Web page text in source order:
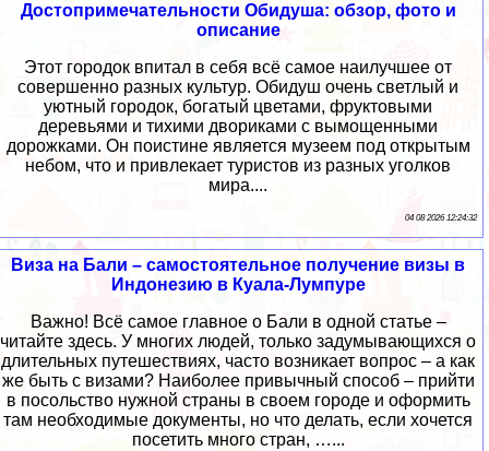
Достопримечательности Обидуша: обзор, фото и
описание
Этот городок впитал в себя всё самое наилучшее от
совершенно разных культур. Обидуш очень светлый и
уютный городок, богатый цветами, фруктовыми
деревьями и тихими двориками с вымощенными
дорожками. Он поистине является музеем под открытым
небом, что и привлекает туристов из разных уголков
мира....
04 08 2026 12:24:32
Виза на Бали – самостоятельное получение визы в
Индонезию в Куала-Лумпуре
Важно! Всё самое главное о Бали в одной статье –
читайте здесь. У многих людей, только задумывающихся о
длительных путешествиях, часто возникает вопрос – а как
же быть с визами? Наиболее привычный способ – прийти
в посольство нужной страны в своем городе и оформить
там необходимые документы, но что делать, если хочется
посетить много стран, …...